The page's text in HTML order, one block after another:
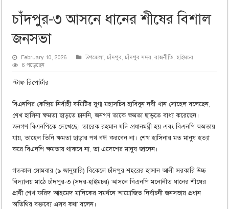
চাঁদপুর-৩ আসনে ধানের শীষের বিশাল
জনসভা
February 10, 2026 উপজেলা ,চাঁদপুর ,চাঁদপুর সদর ,রাজনীতি ,হাইমচর
6 পড়েছেন
স্টাফ রিপোর্টার
বিএনপির কেন্দ্রিয় নির্বাহী কমিটির যুগ্ম মহাসচিব হাবিবুন নবী খান সোহেল বলেছেন,
শেখ হাসিনা ক্ষমতা ছাড়তে চাননি, জনগণ তাকে ক্ষমতা ছাড়তে বাধ্য করেছেন।
জনগণ বিএনপিকে দেখেছে। তারেক রহমান যদি প্রধানমন্ত্রী হয় এবং বিএনপি ক্ষমতায়
যায়, তাহেল তিনি ক্ষমতা ছাড়ার পথ বন্ধ করবেন না। শেখ হাসিনার মত মানুষ হত্যা
করে বিএনপি ক্ষমতায় থাকবে না, তা এদেশের মানুষ জানেন।
গতকাল সোমবার (৯ জানুয়ারি) বিকেলে চাঁদপুর শহরের হাসান আলী সরকারি উচ্চ
বিদ্যালয় মাঠে চাঁদপুর-৩ (সদর-হাইমচর) আসনে বিএনপি মনোনীত ধানের শীষের
প্রার্থী শেখ ফরিদ আহমেদ মানিকের সমর্থনে আয়োজিত নির্বাচনী জনসভায় প্রধান
অতিথির বক্তব্যে এসব কথা বলেন।